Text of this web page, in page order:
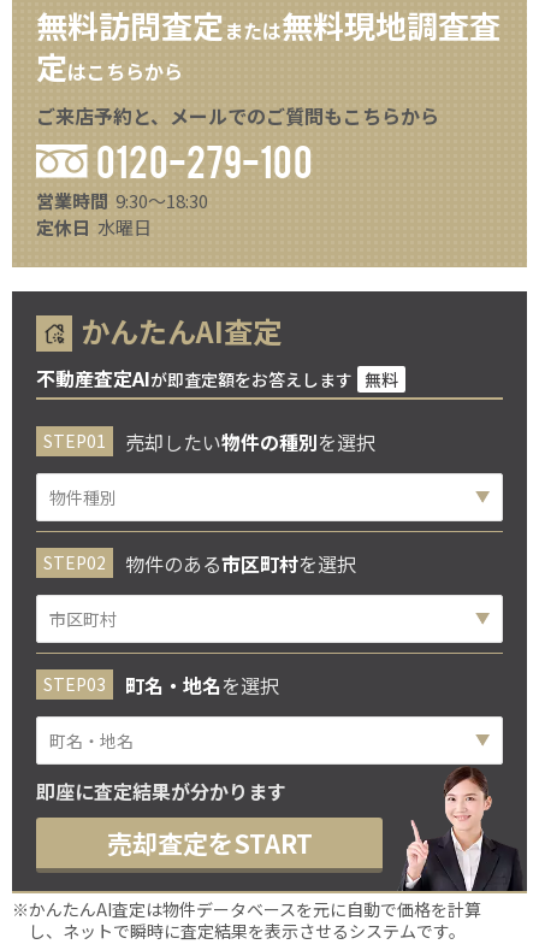
無料訪問査定または無料現地調査査
定はこちらから
ご来店予約と、メールでのご質問もこちらから
0120-279-100
営業時間 9:30～18:30
定休日 水曜日
かんたんAI査定
不動産査定AIが即査定額をお答えします 無料
売却したい物件の種別を選択
物件のある市区町村を選択
町名・地名を選択
即座に査定結果が分かります
売却査定をSTART
※かんたんAI査定は物件データベースを元に自動で価格を計算
し、ネットで瞬時に査定結果を表示させるシステムです。